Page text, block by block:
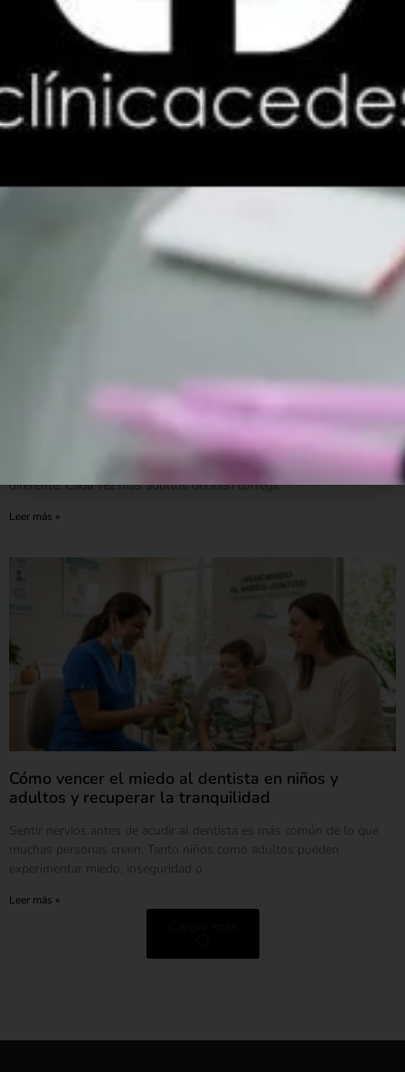
Cómo limpiar correctamente una prótesis dental
removible y prolongar su vida útil
recuperar la funcionalidad de la boca, mejorar la estética de la
sonrisa y aumentar la calidad
Leer más »
Mejora tu sonrisa después de los 30, 40 o 50 años
con ortodoncia
Muchas personas creen que la ortodoncia es un tratamiento
exclusivo para adolescentes. Sin embargo, la realidad es muy
diferente. Cada vez más adultos deciden corregir
Leer más »
Cómo vencer el miedo al dentista en niños y
adultos y recuperar la tranquilidad
Sentir nervios antes de acudir al dentista es más común de lo que
muchas personas creen. Tanto niños como adultos pueden
experimentar miedo, inseguridad o
Leer más »